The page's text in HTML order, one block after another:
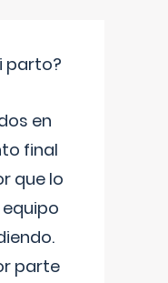
parto?
en
final
que lo
parte